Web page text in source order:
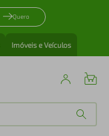
Quero
Imóveis e Veículos